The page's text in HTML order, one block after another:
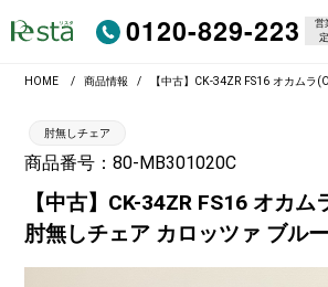
0120-829-223 営
HOME 商品情報 【中古】CK-34ZR FS16 オカムラ
肘無しチェア
商品番号：80-MB301020C
【中古】CK-34ZR FS16 オカム
肘無しチェア カロッツァ ブルー